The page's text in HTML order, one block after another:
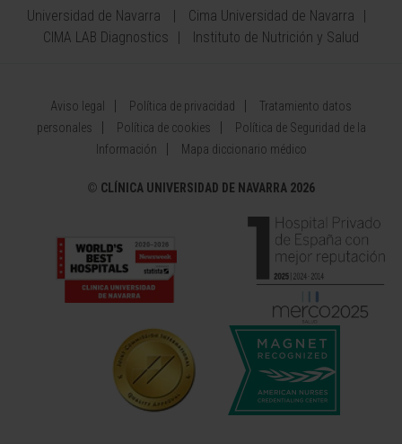
Universidad de Navarra
Cima Universidad de Navarra
CIMA LAB Diagnostics
Instituto de Nutrición y Salud
Aviso legal Política de privacidad
Tratamiento datos
personales
Política de cookies
Política de Seguridad de la
Información
Mapa diccionario médico
© CLÍNICA UNIVERSIDAD DE NAVARRA 2026